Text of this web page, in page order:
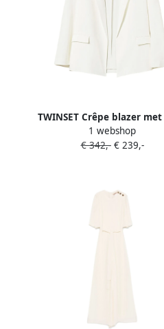
TWINSET Crêpe blazer
Beige
1 webshop
€ 342,-€ 239,-